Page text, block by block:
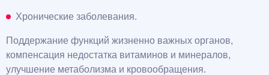
Хронические заболевания.
Поддержание функций жизненно важных органов,
компенсация недостатка витаминов и минералов,
улучшение метаболизма и кровообращения.